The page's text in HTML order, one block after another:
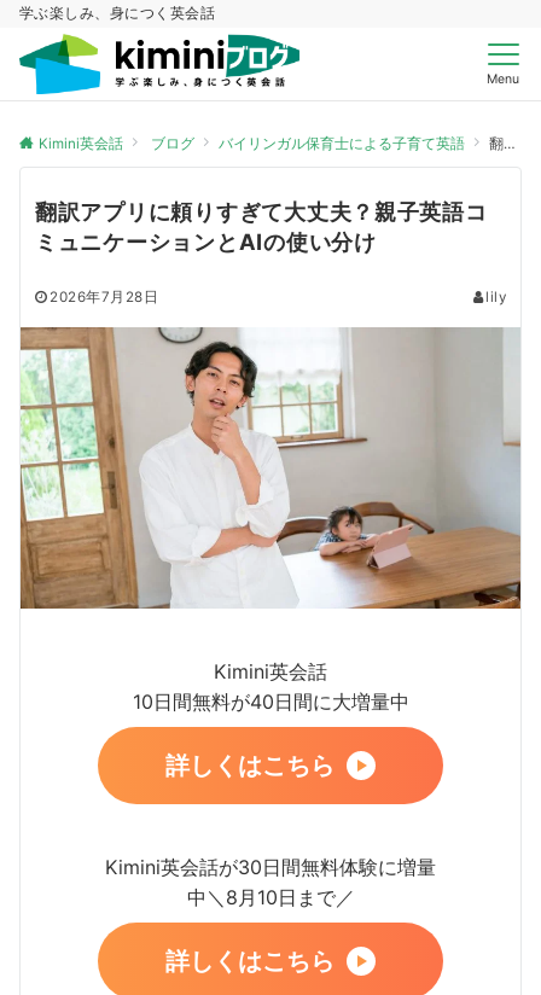
学ぶ楽しみ、身につく英会話
Menu
Kimini英会話 ブログ バイリンガル保育士による子育て英語 翻訳アプリに頼りすぎて大丈夫？親子英語コミュニケーションとAIの使い分け
翻訳アプリに頼りすぎて大丈夫？親子英語コ
ミュニケーションとAIの使い分け
2026年7月28日 lily
Kimini英会話
10日間無料が40日間に大増量中
詳しくはこちら
Kimini英会話が30日間無料体験に増量
中＼8月10日まで／
詳しくはこちら